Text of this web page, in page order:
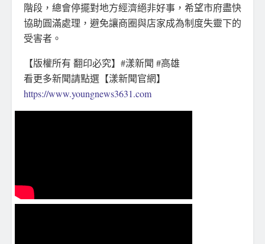
階段，總會停擺對地方經濟絕非好事，希望市府盡快
協助圓滿處理，避免讓商圈與店家成為制度失靈下的
受害者。
【版權所有 翻印必究】#漾新聞 #高雄
看更多新聞請點選【漾新聞官網】
https://www.youngnews3631.com